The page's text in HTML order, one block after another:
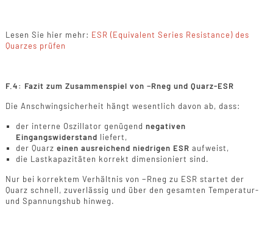
Lesen Sie hier mehr: ESR (Equivalent Series Resistance) des
Quarzes prüfen
F.4: Fazit zum Zusammenspiel von −Rneg und Quarz-ESR
Die Anschwingsicherheit hängt wesentlich davon ab, dass:
der interne Oszillator genügend negativen
Eingangswiderstand liefert,
der Quarz einen ausreichend niedrigen ESR aufweist,
die Lastkapazitäten korrekt dimensioniert sind.
Nur bei korrektem Verhältnis von −Rneg zu ESR startet der
Quarz schnell, zuverlässig und über den gesamten Temperatur-
und Spannungshub hinweg.